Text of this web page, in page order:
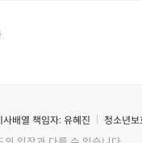
사배열 책임자: 유혜진 청소년